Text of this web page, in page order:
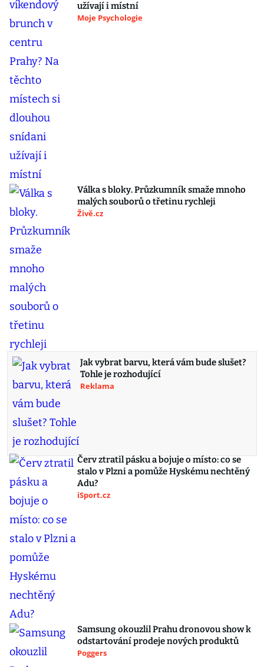
užívají i místní
Moje Psychologie
Válka s bloky. Průzkumník smaže mnoho
malých souborů o třetinu rychleji
Živě.cz
Jak vybrat barvu, která vám bude slušet?
Tohle je rozhodující
Reklama
Červ ztratil pásku a bojuje o místo: co se
stalo v Plzni a pomůže Hyskému nechtěný
Adu?
iSport.cz
Samsung okouzlil Prahu dronovou show k
odstartování prodeje nových produktů
Poggers